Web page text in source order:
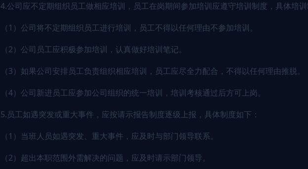
4.公司应不定期组织员工做相应培训，员工在岗期间参加培训应遵守培训制度，具体培训
（1）公司将不定期组织员工进行培训，员工不得以任何理由不参加培训。
（2）公司员工应积极参加培训，认真做好培训笔记。
（3）如果公司安排员工负责组织相应培训，员工应尽全力配合，不得以任何理由推脱。
（4）公司新进员工应参加公司组织的统一培训，培训考核通过后方可上岗。
5.员工如遇突发或重大事件，应按请示报告制度逐级上报，具体制度如下：
（1）当班人员如遇突发、重大事件，应及时与部门领导联系。
（2）超出本职范围外需解决的问题，应及时请示部门领导。